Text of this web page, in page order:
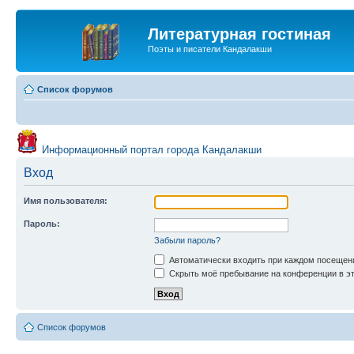
Литературная гостиная
Поэты и писатели Кандалакши
Список форумов
Информационный портал города Кандалакши
Вход
Имя пользователя:
Пароль:
Забыли пароль?
Автоматически входить при каждом
Скрыть моё пребывание на конференции в
Список форумов